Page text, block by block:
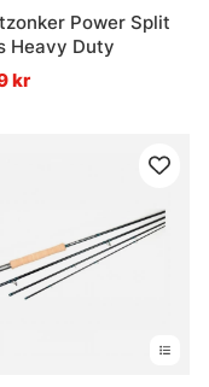
Power Split
Heavy Duty
kr